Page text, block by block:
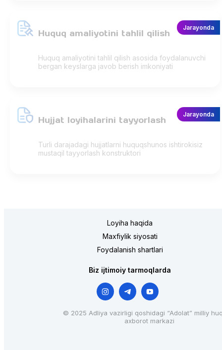
Huquq amaliyotini tahlil qilish
Huquq amaliyotini tahlil qilish asosida foydalanuvchi
bergan keyslarga javob berish imkoniyati
Jarayonda
Hujjat loyihalarini tayyorlash
Turli darajadagi hujjatlarni huquqshunos ishtirokisiz
mustaqil tayyorlash konstruktori
Jarayonda
Loyiha haqida
Maxfiylik siyosati
Foydalanish shartlari
© 2025 Adliya vazirligi qoshidagi “Adolat” milliy
axborot markazi
Biz ijtimoiy tarmoqlarda